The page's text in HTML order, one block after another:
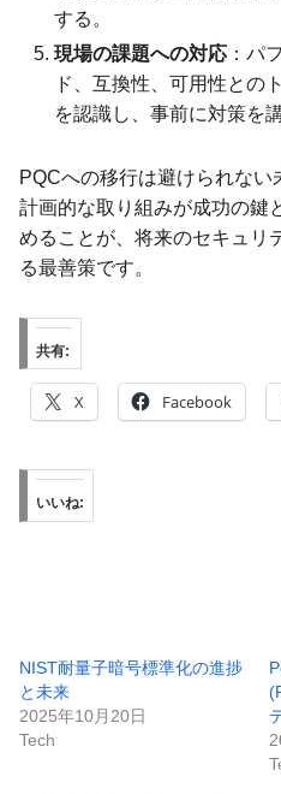
する。
現場の課題への対応 ：パ
ド、互換性、可用性との
を認識し、事前に対策を
PQCへの移行は避けられな
計画的な取り組みが成功の鍵
めることが、将来のセキュリ
る最善策です。
共有:
X Facebook
いいね:
NIST耐量子暗号標準化の進捗
と未来
2025年10月20日
Tech